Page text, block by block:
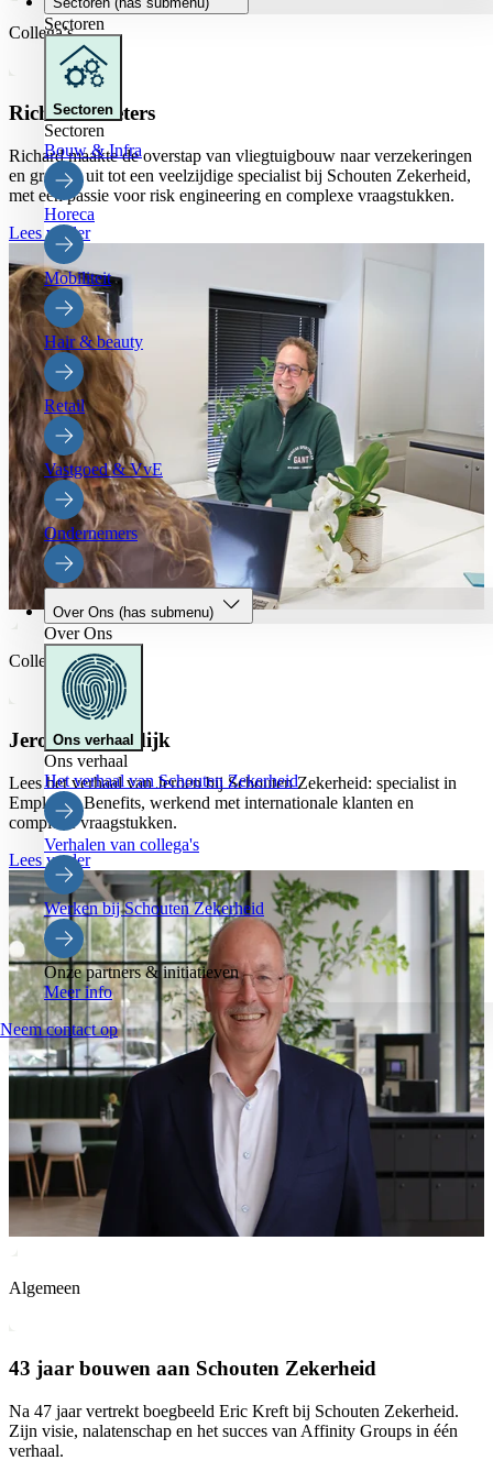
Sectoren
Sectoren
Sectoren
Bouw & Infra
Horeca
Mobiliteit
Hair & beauty
Retail
Vastgoed & VvE
Ondernemers
Over Ons (has submenu)
Over Ons
Ons verhaal
Ons verhaal
Het verhaal van Schouten Zekerheid
Verhalen van collega's
Werken bij Schouten Zekerheid
Onze partners & initiatieven
Meer info
Neem contact op
Collega’s
Richard Roeters
Richard maakte de overstap van vliegtuigbouw naar verzekeringen
en groeide uit tot een veelzijdige specialist bij Schouten Zekerheid,
met een passie voor risk engineering en complexe vraagstukken.
Lees verder
Collega’s
Jeroen Buitendijk
Lees het verhaal van Jeroen bij Schouten Zekerheid: specialist in
Employee Benefits, werkend met internationale klanten en
complexe vraagstukken.
Lees verder
Algemeen
43 jaar bouwen aan Schouten Zekerheid
Na 47 jaar vertrekt boegbeeld Eric Kreft bij Schouten Zekerheid.
Zijn visie, nalatenschap en het succes van Affinity Groups in één
verhaal.